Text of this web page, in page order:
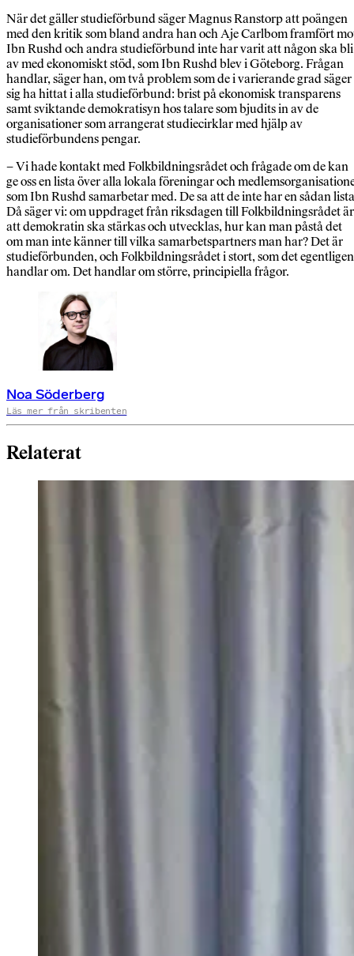
När det gäller studieförbund säger Magnus Ranstorp att poängen
med den kritik som bland andra han och Aje Carlbom framfört
Ibn Rushd och andra studieförbund inte har varit att någon ska bli
av med ekonomiskt stöd, som Ibn Rushd blev i Göteborg. Frågan
handlar, säger han, om två problem som de i varierande grad säger
sig ha hittat i alla studieförbund: brist på ekonomisk transparens
samt sviktande demokratisyn hos talare som bjudits in av de
organisationer som arrangerat studiecirklar med hjälp av
studieförbundens pengar.
– Vi hade kontakt med Folkbildningsrådet och frågade om de kan
ge oss en lista över alla lokala föreningar och
som Ibn Rushd samarbetar med. De sa att de inte har en sådan
Då säger vi: om uppdraget från riksdagen till Folkbildningsrådet är
att demokratin ska stärkas och utvecklas, hur kan man påstå det
om man inte känner till vilka samarbetspartners man har? Det är
studieförbunden, och Folkbildningsrådet i stort, som det egentligen
handlar om. Det handlar om större, principiella frågor.
Noa Söderberg
Läs mer från skribenten
Relaterat